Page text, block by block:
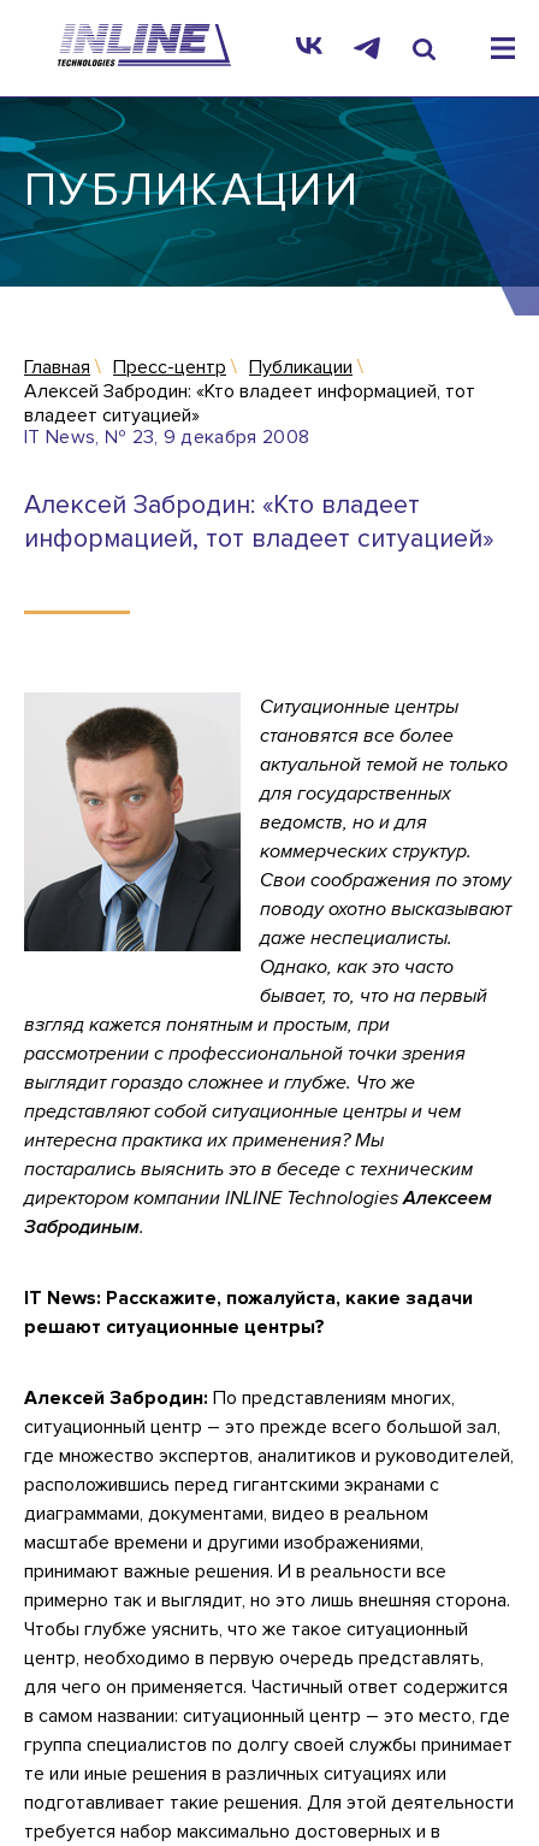
ПУБЛИКАЦИИ
Главная Пресс-центр
Публикации
Алексей Забродин: «Кто владеет информацией, тот
владеет ситуацией»
IT News, № 23, 9 декабря 2008
Алексей Забродин: «Кто владеет
информацией, тот владеет ситуацией»
Ситуационные центры
становятся все более
актуальной темой не только
для государственных
ведомств, но и для
коммерческих структур.
Свои соображения по этому
поводу охотно высказывают
даже неспециалисты.
Однако, как это часто
бывает, то, что на первый
взгляд кажется понятным и простым, при
рассмотрении с профессиональной точки зрения
выглядит гораздо сложнее и глубже. Что же
представляют собой ситуационные центры и чем
интересна практика их применения? Мы
постарались выяснить это в беседе с техническим
директором компании INLINE TechnologiesАлексеем
Забродиным.
IT News: Расскажите, пожалуйста, какие задачи
решают ситуационные центры?
Алексей Забродин: По представлениям многих,
ситуационный центр – это прежде всего большой зал,
где множество экспертов, аналитиков и руководителей,
расположившись перед гигантскими экранами с
диаграммами, документами, видео в реальном
масштабе времени и другими изображениями,
принимают важные решения. И в реальности все
примерно так и выглядит, но это лишь внешняя сторона.
Чтобы глубже уяснить, что же такое ситуационный
центр, необходимо в первую очередь представлять,
для чего он применяется. Частичный ответ содержится
в самом названии: ситуационный центр – это место, где
группа специалистов по долгу своей службы принимает
те или иные решения в различных ситуациях или
подготавливает такие решения. Для этой деятельности
требуется набор максимально достоверных и в